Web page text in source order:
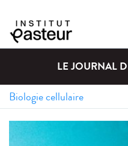
LE JOURNAL